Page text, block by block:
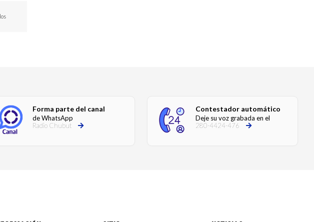
Forma parte del canal
de WhatsApp
Radio Chubut
Contestador automático
Deje su voz grabada en el
280-4424-476